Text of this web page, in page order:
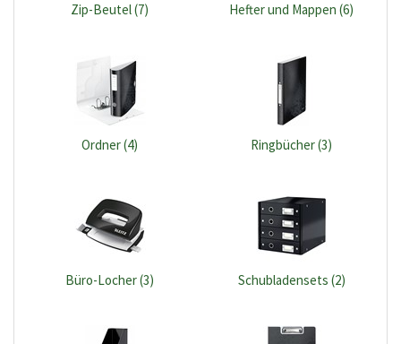
Zip-Beutel (7) Hefter und Mappen (6)
Ordner (4) Ringbücher (3)
Büro-Locher (3) Schubladensets (2)